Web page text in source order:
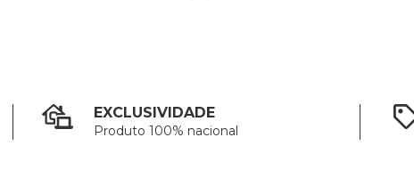
EXCLUSIVIDADE
Produto 100% nacional